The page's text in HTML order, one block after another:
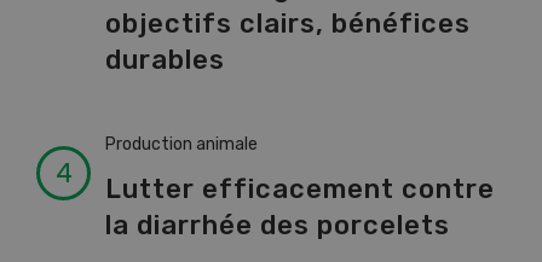
objectifs clairs, bénéfices
durables
Production animale
Lutter efficacement contre
la diarrhée des porcelets